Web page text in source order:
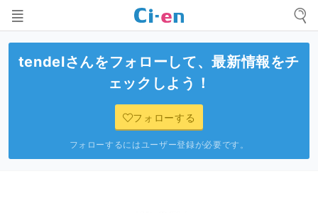
tendelさんをフォローして、最新情報をチ
ェックしよう！
フォローする
フォローするにはユーザー登録が必要です。